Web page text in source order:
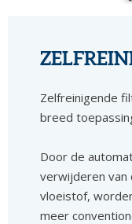
Zelfreinigende
breed
Door de
verwijderen
vloeistof,
meer